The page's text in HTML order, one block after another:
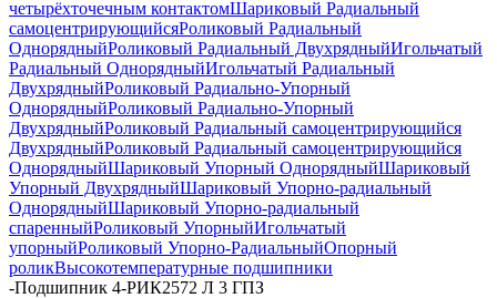
четырёхточечным контактомШариковый Радиальный
самоцентрирующийсяРоликовый Радиальный
ОднорядныйРоликовый Радиальный ДвухрядныйИгольчатый
Радиальный ОднорядныйИгольчатый Радиальный
ДвухрядныйРоликовый Радиально-Упорный
ОднорядныйРоликовый Радиально-Упорный
ДвухрядныйРоликовый Радиальный самоцентрирующийся
ДвухрядныйРоликовый Радиальный самоцентрирующийся
ОднорядныйШариковый Упорный ОднорядныйШариковый
Упорный ДвухрядныйШариковый Упорно-радиальный
ОднорядныйШариковый Упорно-радиальный
спаренныйРоликовый УпорныйИгольчатый
упорныйРоликовый Упорно-РадиальныйОпорный
роликВысокотемпературные подшипники
-Подшипник 4-РИК2572 Л 3 ГПЗ